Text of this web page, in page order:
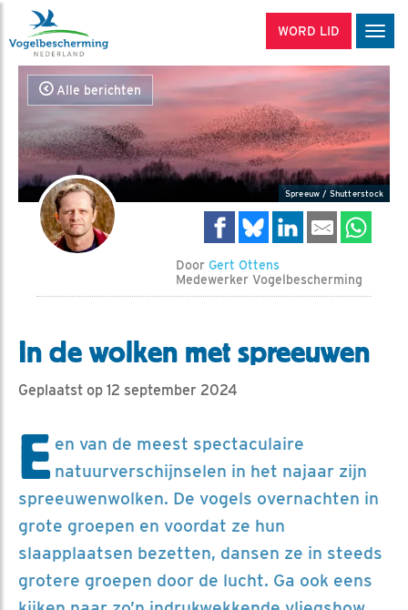
WORD LID
Alle berichten
Spreeuw / Shutterstock
Door Gert Ottens
Medewerker Vogelbescherming
In de wolken met spreeuwen
Geplaatst op 12 september 2024
E en van de meest spectaculaire
natuurverschijnselen in het najaar zijn
spreeuwenwolken. De vogels overnachten in
grote groepen en voordat ze hun
slaapplaatsen bezetten, dansen ze in steeds
grotere groepen door de lucht. Ga ook eens